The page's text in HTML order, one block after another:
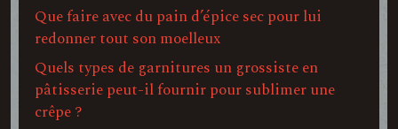
Que faire avec du pain d’épice sec pour lui
redonner tout son moelleux
Quels types de garnitures un grossiste en
pâtisserie peut-il fournir pour sublimer une
crêpe ?